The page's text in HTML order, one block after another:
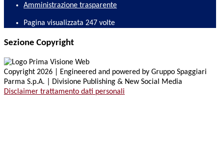
Amministrazione trasparente
Pagina visualizzata 247 volte
Sezione Copyright
Copyright 2026 | Engineered and powered by Gruppo Spaggiari
Parma S.p.A. | Divisione Publishing & New Social Media
Disclaimer trattamento dati personali